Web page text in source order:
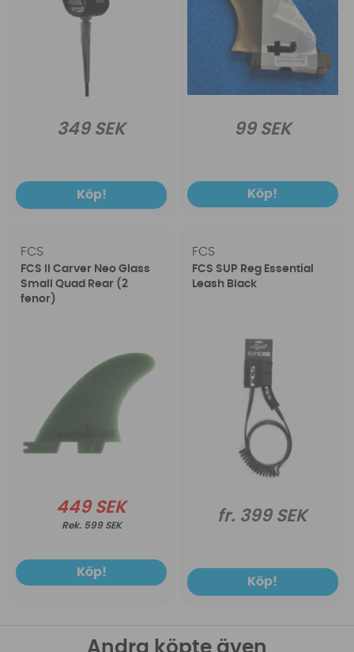
349 SEK
Köp!
99 SEK
Köp!
FCS
FCS II Carver Neo Glass
Small Quad Rear (2
fenor)
449 SEK
599 SEK
Köp!
FCS
FCS SUP Reg Essential
Leash Black
fr. 399 SEK
Köp!
Andra köpte även